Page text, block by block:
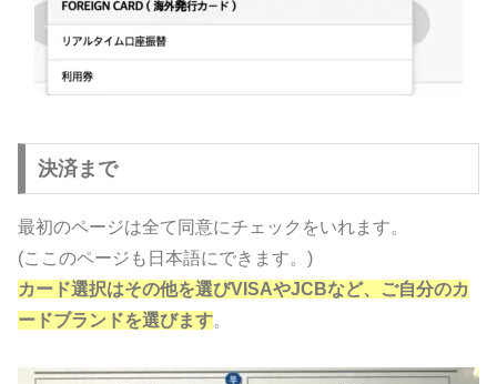
決済まで
最初のページは全て同意にチェックをいれます。
(ここのページも日本語にできます。)
カード選択はその他を選びVISAやJCBなど、ご自分のカ
ードブランドを選びます。